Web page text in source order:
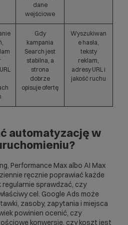
dane
wejściowe
Gdy
kampania
Search jest
stabilna, a
strona
dobrze
opisuje ofertę
Wyszukiwan
e hasła,
teksty
reklam,
adresy URL i
jakość ruchu
automatyzację w
Performance Max albo AI Max
ręcznie poprawiać każde
sprawdzać, czy
cel. Google Ads może
zasoby, zapytania i miejsca
powinien ocenić, czy
konwersje, czy koszt jest